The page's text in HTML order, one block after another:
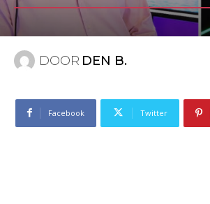
DOOR DEN B.
Facebook Twitter